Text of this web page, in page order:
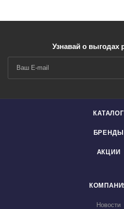
Узнавай о
КАТАЛОГ
БРЕНДЫ
АКЦИИ
Новости